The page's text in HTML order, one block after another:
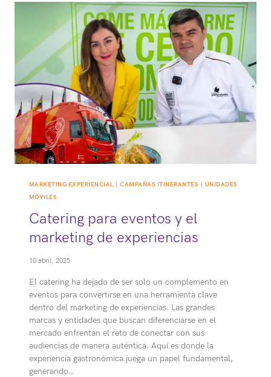
FUNCIONES
BENEFICIOS
MARKETING EXPERIENCIAL |CAMPAÑAS ITINERANTES
UNIDADES
MÓVILES
Catering para eventos y el
marketing de experiencias
10 abril, 2025
El catering ha dejado de ser solo un complemento en
eventos para convertirse en una herramienta clave
dentro del marketing de experiencias. Las grandes
marcas y entidades que buscan diferenciarse en el
mercado enfrentan el reto de conectar con sus
audiencias de manera auténtica. Aquí es donde la
experiencia gastronómica juega un papel fundamental,
generando…